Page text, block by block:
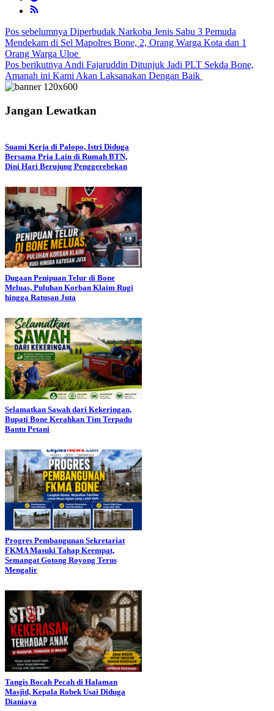
Navigasi
pos
Pos sebelumnya Diperbudak Narkoba Jenis Sabu 3 Pemuda
Mendekam di Sel Mapolres Bone, 2, Orang Warga Kota dan 1
Orang Warga Uloe
Pos berikutnya Andi Fajaruddin Ditunjuk Jadi PLT Sekda Bone,
Amanah ini Kami Akan Laksanakan Dengan Baik
Jangan Lewatkan
Suami Kerja di Palopo, Istri Diduga
Bersama Pria Lain di Rumah BTN,
Dini Hari Berujung Penggerebekan
Dugaan Penipuan Telur di Bone
Meluas, Puluhan Korban Klaim Rugi
hingga Ratusan Juta
Selamatkan Sawah dari Kekeringan,
Bupati Bone Kerahkan Tim Terpadu
Bantu Petani
Progres Pembangunan Sekretariat
FKMA Masuki Tahap Keempat,
Semangat Gotong Royong Terus
Mengalir
Tangis Bocah Pecah di Halaman
Masjid, Kepala Robek Usai Diduga
Dianiaya